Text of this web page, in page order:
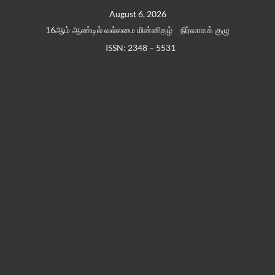
August 6, 2026
16ஆம் ஆண்டில் வல்லமை மின்னிதழ்
நிர்வாகக் குழு
ISSN: 2348 – 5531